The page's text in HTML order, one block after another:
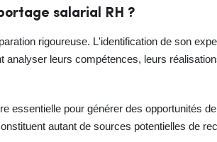
salarial RH ?
rigoureuse. L'identification de son
leurs compétences, leurs
essentielle pour générer des opportunités
autant de sources potentielles de